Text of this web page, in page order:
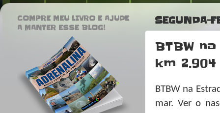
SEGUNDA-
BTBW
km 2.904
BTBW na
mar. Ver o
COMPRE MEU LIVRO E AJUDE
A MANTER ESSE BLOG!